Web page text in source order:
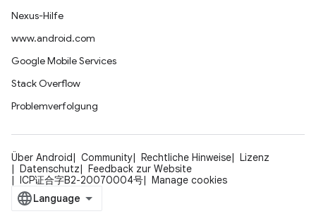
Nexus-Hilfe
www.android.com
Google Mobile Services
Stack Overflow
Problemverfolgung
Über Android Community Rechtliche Hinweise
Lizenz
Datenschutz
Feedback zur Website
ICP证合字B2-20070004号
Manage cookies